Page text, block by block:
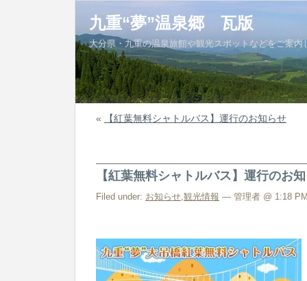
九重“夢”温泉郷 瓦版
大分県・九重の温泉旅館や観光スポットなどをご案内
« 【紅葉無料シャトルバス】運行のお知らせ
【紅葉無料シャトルバス】運行のお
Filed under: お知らせ,観光情報 — 管理者 @ 1:18